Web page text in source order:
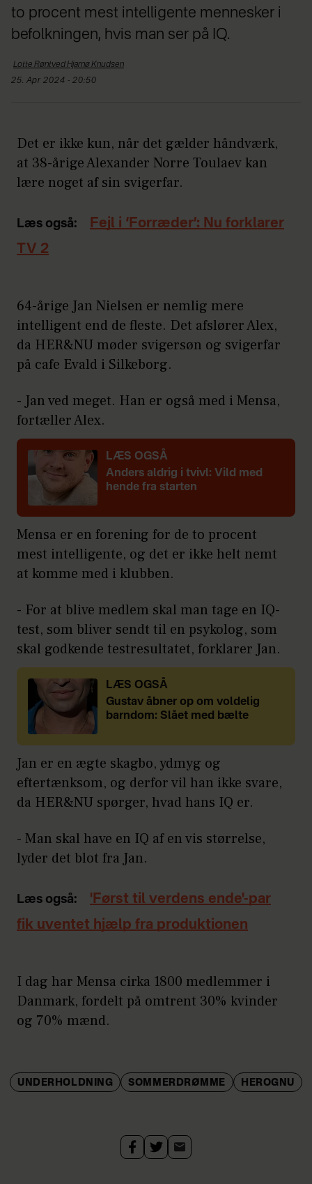
to procent mest intelligente mennesker i
befolkningen, hvis man ser på IQ.
Lotte Røntved HjarnøKnudsen
25. Apr 2024 - 20:50
Det er ikke kun, når det gælder håndværk,
at 38-årige Alexander Norre Toulaev kan
lære noget af sin svigerfar.
Læs også:
Fejl i ‘Forræder’: Nu forklarer
TV 2
64-årige Jan Nielsen er nemlig mere
intelligent end de fleste. Det afslører Alex,
da HER&NU møder svigersøn og svigerfar
på cafe Evald i Silkeborg.
- Jan ved meget. Han er også med i Mensa,
fortæller Alex.
LÆS OGSÅ
Anders aldrig i tvivl: Vild med
hende fra starten
Mensa er en forening for de to procent
mest intelligente, og det er ikke helt nemt
at komme med i klubben.
- For at blive medlem skal man tage en IQ-
test, som bliver sendt til en psykolog, som
skal godkende testresultatet, forklarer Jan.
LÆS OGSÅ
Gustav åbner op om voldelig
barndom: Slået med bælte
Jan er en ægte skagbo, ydmyg og
eftertænksom, og derfor vil han ikke svare,
da HER&NU spørger, hvad hans IQ er.
- Man skal have en IQ af en vis størrelse,
lyder det blot fra Jan.
Læs også:
'Først til verdens ende'-par
fik uventet hjælp fra produktionen
I dag har Mensa cirka 1800 medlemmer i
Danmark, fordelt på omtrent 30% kvinder
og 70% mænd.
UNDERHOLDNING SOMMERDRØMME HEROGNU